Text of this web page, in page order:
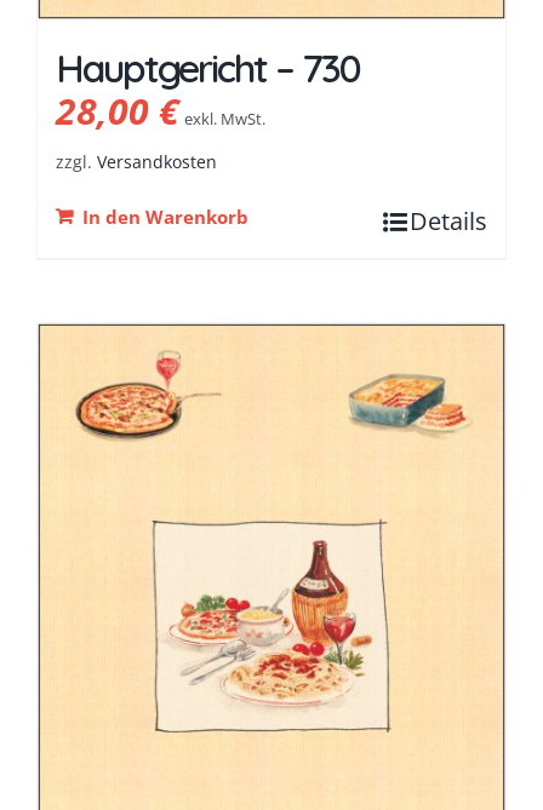
Hauptgericht – 730
28,00€ exkl. MwSt.
zzgl. Versandkosten
In den Warenkorb Details